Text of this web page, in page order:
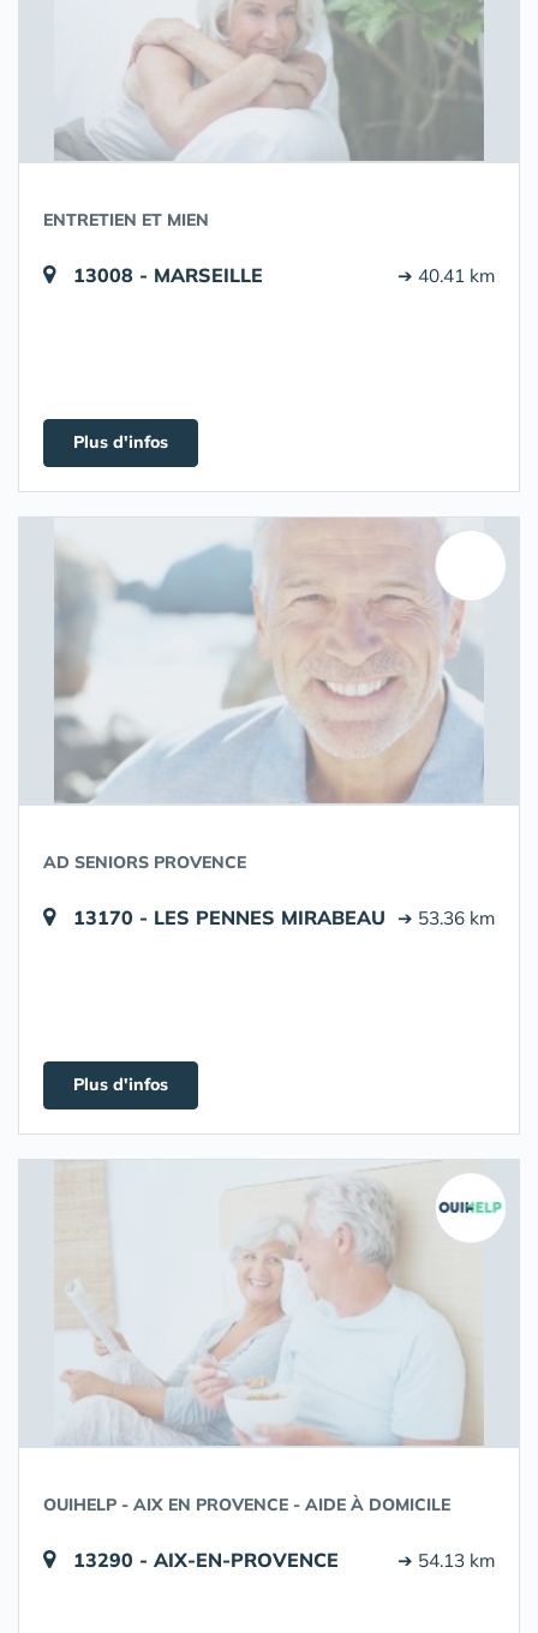
ENTRETIEN ET MIEN
13008 - MARSEILLE ➔ 40.41 km
Plus d'infos
AD SENIORS PROVENCE
13170 - LES PENNES MIRABEAU ➔ 53.36 km
Plus d'infos
OUIHELP - AIX EN PROVENCE - AIDE À DOMICILE
13290 - AIX-EN-PROVENCE ➔ 54.13 km